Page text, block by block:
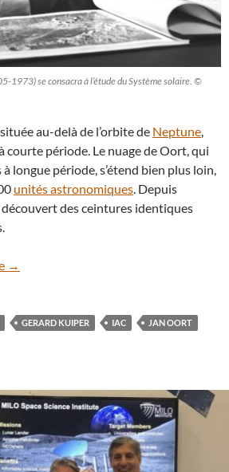
1973) se consacra à l’étude du Système solaire. ©
au-delà de l’orbite de Neptune,
courte période. Le nuage de Oort, qui
longue période, s’étend bien plus loin,
unités astronomiques. Depuis
découvert des ceintures identiques
Les exocomètes sont nombreuses
→
GERARD KUIPER IAC
JAN OORT